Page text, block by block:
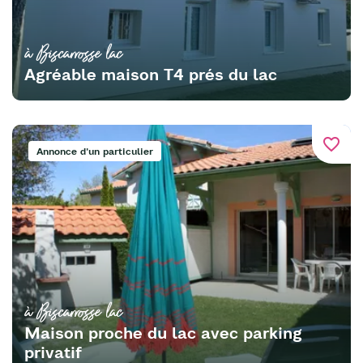
à Biscarrosse lac
Agréable maison T4 prés du lac
favorite_border
Annonce d'un particulier
à Biscarrosse lac
Maison proche du lac avec parking
privatif